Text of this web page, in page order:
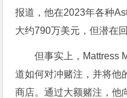
报道，他在2023年各种
大约790万美元，但潜在
但事实上，Mattress
道如何对冲赌注，并将他
商店。通过大额赌注，他